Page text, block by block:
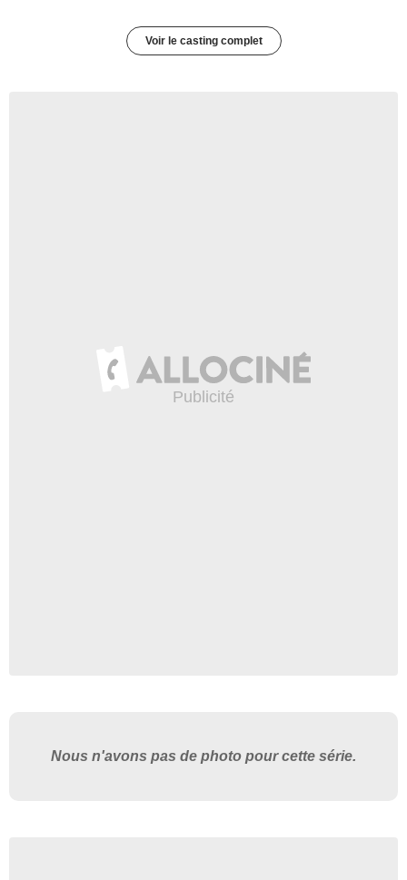
Voir le casting complet
Nous n'avons pas de photo pour cette série.